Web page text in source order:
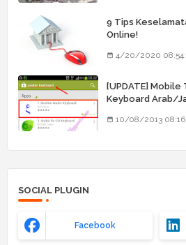
9 Tips
Online!
4/20/2020
[UPDATE]
Keyboard Arab/
10/08/2013
SOCIAL PLUGIN
Facebook